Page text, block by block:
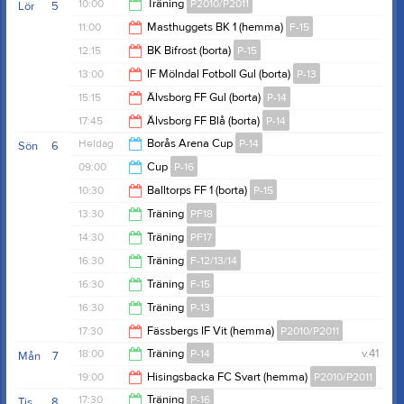
5
Lör 10:00 Träning P2010/P2011
11:30
11:00 Masthuggets BK 1 (hemma) F-15
13:00
12:15 BK Bifrost (borta) P-15
14:15
13:00 IF Mölndal Fotboll Gul (borta) P-13
15:00
15:15 Älvsborg FF Gul (borta) P-14
17:15
17:45 Älvsborg FF Blå (borta) P-14
19:45
6
Sön Heldag Borås Arena Cup P-14
09:00
Cup P-16
19:00
10:30 Balltorps FF 1 (borta) P-15
12:30
13:30 Träning PF18
14:30
14:30 Träning PF17
15:30
16:30 Träning F-12/13/14
18:00
16:30 Träning F-15
17:30
16:30 Träning P-13
18:00
17:30 Fässbergs IF Vit (hemma) P2010/P2011
19:30
7
Mån v.41
18:00 Träning P-14
19:30
19:00 Hisingsbacka FC Svart (hemma) P2010/P2011
17:30 Träning P-16